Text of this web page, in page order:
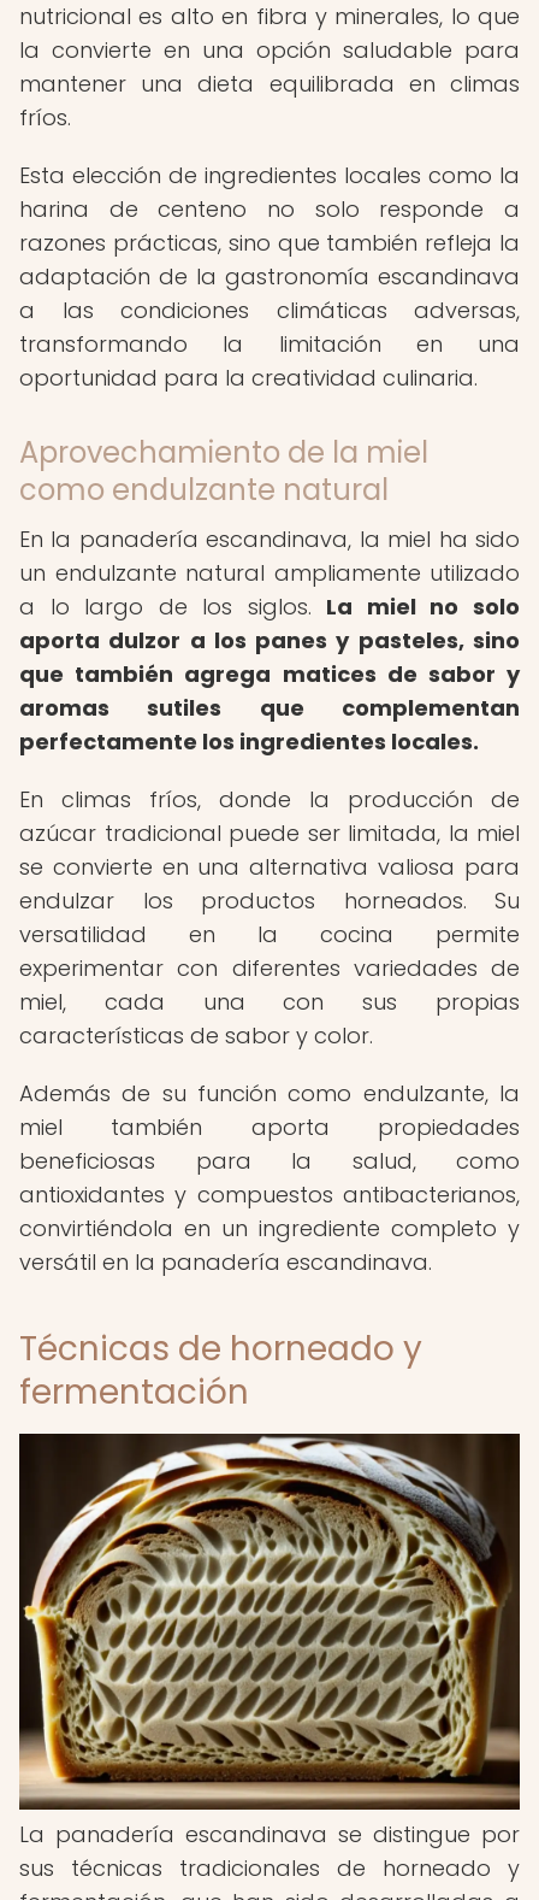
nutricional es alto en fibra y minerales, lo que
la convierte en una opción saludable para
mantener una dieta equilibrada en climas
fríos.
Esta elección de ingredientes locales como la
harina de centeno no solo responde a
razones prácticas, sino que también refleja la
adaptación de la gastronomía escandinava
a las condiciones climáticas adversas,
transformando la limitación en una
oportunidad para la creatividad culinaria.
Aprovechamiento de la miel
como endulzante natural
En la panadería escandinava, la miel ha sido
un endulzante natural ampliamente utilizado
a lo largo de los siglos. La miel no solo
aporta dulzor a los panes y pasteles, sino
que también agrega matices de sabor y
aromas sutiles que complementan
perfectamente los ingredientes locales.
En climas fríos, donde la producción de
azúcar tradicional puede ser limitada, la miel
se convierte en una alternativa valiosa para
endulzar los productos horneados. Su
versatilidad en la cocina permite
experimentar con diferentes variedades de
miel, cada una con sus propias
características de sabor y color.
Además de su función como endulzante, la
miel también aporta propiedades
beneficiosas para la salud, como
antioxidantes y compuestos antibacterianos,
convirtiéndola en un ingrediente completo y
versátil en la panadería escandinava.
Técnicas de horneado y
fermentación
La panadería escandinava se distingue por
sus técnicas tradicionales de horneado y